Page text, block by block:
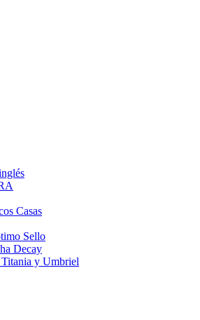
Casas
Sello
Decay
y Umbriel